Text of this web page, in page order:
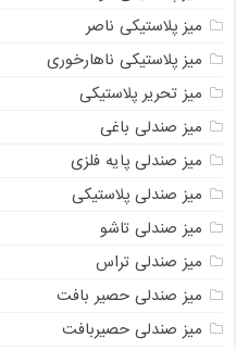
میز پلاستیکی ناصر
میز پلاستیکی ناهارخوری
میز تحریر پلاستیکی
میز صندلی باغی
میز صندلی پایه فلزی
میز صندلی پلاستیکی
میز صندلی تاشو
میز صندلی تراس
میز صندلی حصیر بافت
میز صندلی حصیربافت